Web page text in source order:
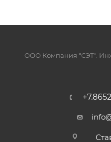
ООО Компания "СЭТ".